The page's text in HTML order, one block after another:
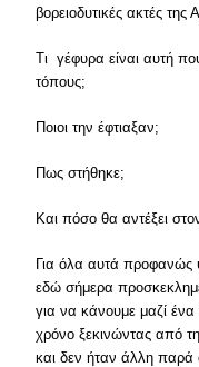
βορειοδυτικές ακτές της
Τι γέφυρα είναι αυτή
τόπους;
Ποιοι την έφτιαξαν;
Πως στήθηκε;
Και πόσο θα αντέξει
Για όλα αυτά προφανώς
εδώ σήμερα
για να κάνουμε μαζί
χρόνο ξεκινώντας από
και δεν ήταν άλλη παρά